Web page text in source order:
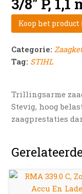
3/8″ P,
Koop het
Categorie:
Tag: STIHL
Trillingsarme
Stevig, hoog
zaagprestaties